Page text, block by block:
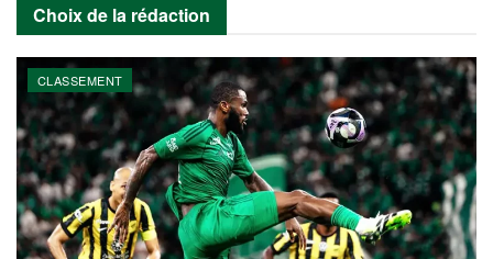
Choix de la rédaction
CLASSEMENT